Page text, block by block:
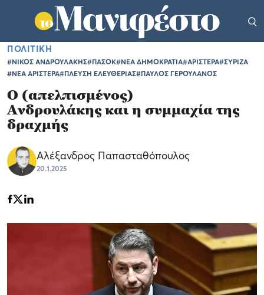
ΠΟΛΙΤΙΚΗ
#ΝΙΚΟΣ ΑΝΔΡΟΥΛΑΚΗΣ#ΠΑΣΟΚ#ΝΕΑ ΔΗΜΟΚΡΑΤΙΑ#ΑΡΙΣΤΕΡΑ#ΣΥΡΙΖΑ
#ΝΕΑ ΑΡΙΣΤΕΡΑ#ΠΛΕΥΣΗ ΕΛΕΥΘΕΡΙΑΣ#ΠΑΥΛΟΣ ΓΕΡΟΥΛΑΝΟΣ
Ο (απελπισμένος)
Ανδρουλάκης και η συμμαχία της
δραχμής
Αλέξανδρος Παπασταθόπουλος
20.1.2025